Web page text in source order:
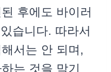
후에도 바이러
습니다. 따라서
서는 안 되며,
는 것을 막기